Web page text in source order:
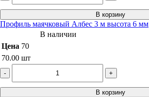
В корзину
Профиль маячковый Албес 3 м высота 6 мм
В наличии
Цена 70
70.00 шт
- +
В корзину